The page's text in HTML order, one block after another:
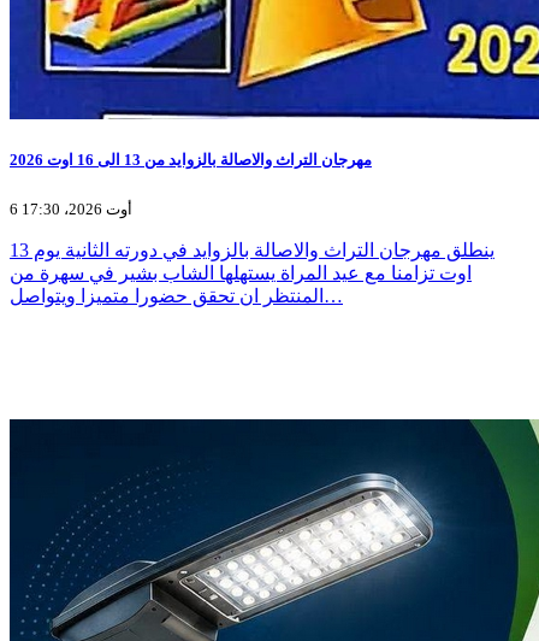
مهرجان التراث والاصالة بالزوايد من 13 الى 16 اوت 2026
6 أوت 2026، 17:30
ينطلق مهرجان التراث والاصالة بالزوايد في دورته الثانية يوم 13
اوت تزامنا مع عيد المراة يستهلها الشاب بشير في سهرة من
المنتظر ان تحقق حضورا متميزا ويتواصل…